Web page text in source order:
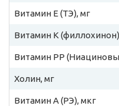
Витамин E (ТЭ), мг
Витамин К
Витамин PP
Холин, мг
Витамин A (РЭ), мкг